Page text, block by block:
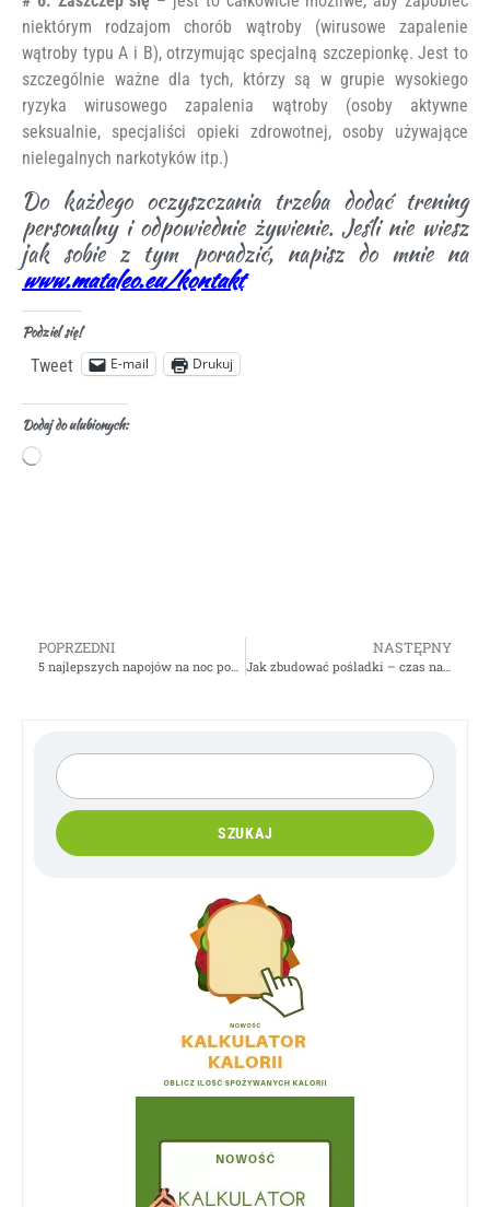
niektórym rodzajom chorób wątroby (wirusowe zapalenie
wątroby typu A i B), otrzymując specjalną szczepionkę. Jest to
szczególnie ważne dla tych, którzy są w grupie wysokiego
ryzyka wirusowego zapalenia wątroby (osoby aktywne
seksualnie, specjaliści opieki zdrowotnej, osoby używające
nielegalnych narkotyków itp.)
Do każdego oczyszczania trzeba dodać trening
personalny i odpowiednie żywienie. Jeśli nie wiesz
jak sobie z tym poradzić, napisz do mnie na
www.mataleo.eu/kontakt
Podziel się!
Tweet E-mail Drukuj
Dodaj do ulubionych:
SZUKAJ
POPRZEDNI NASTĘPNY
Jak zbudować pośladki – czas na prawdę – Video